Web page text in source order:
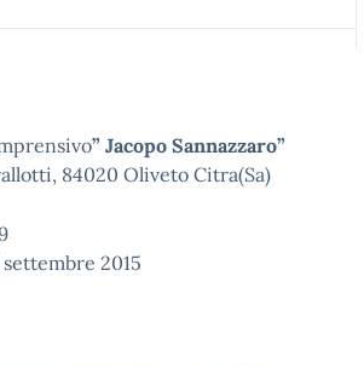
” Jacopo Sannazzaro”
84020 Oliveto Citra(Sa)
2015